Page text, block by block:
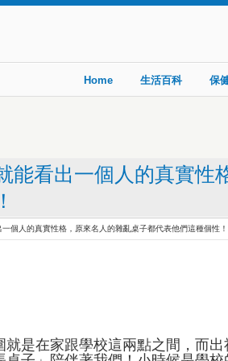
Home 生活百科 保
能看出一個人的真實性
個人的真實性格，原來名人的雜亂桌子都代表他們這種個性！
是在家跟學校這兩點之間，而